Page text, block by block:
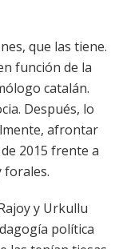
que las tiene.
función de la
catalán.
Después, lo
afrontar
2015 frente a
forales.
y Urkullu
política